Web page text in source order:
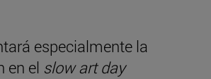
especialmente la
en el slow art day